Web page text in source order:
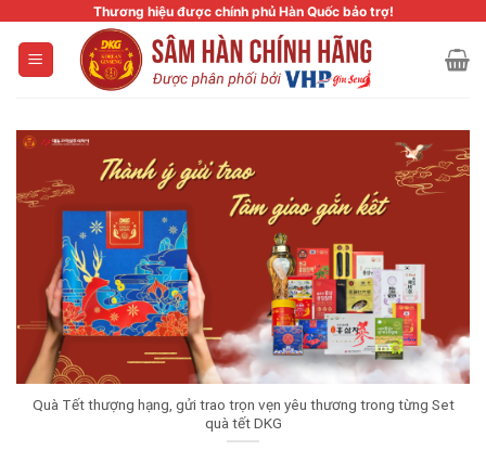
content
Thương hiệu được chính phủ Hàn Quốc bảo trợ!
Quà Tết thượng hạng, gửi trao trọn vẹn yêu thương trong từng Set
quà tết DKG